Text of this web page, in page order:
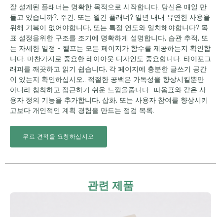
잘 설계된 플래너는 명확한 목적으로 시작합니다. 당신은 매일 만
들고 있습니까?, 주간, 또는 월간 플래너? 일년 내내 유연한 사용을
위해 기복이 없어야합니다, 또는 특정 연도와 일치해야합니다? 목
표 설정을위한 구조를 조기에 명확하게 설명합니다, 습관 추적, 또
는 자세한 일정 - 헬프는 모든 페이지가 함수를 제공하는지 확인합
니다. 마찬가지로 중요한 레이아웃 디자인도 중요합니다. 타이포그
래피를 깨끗하고 읽기 쉽습니다, 각 페이지에 충분한 글쓰기 공간
이 있는지 확인하십시오.. 적절한 공백은 가독성을 향상시킬뿐만
아니라 침착하고 접근하기 쉬운 느낌을줍니다.. 따옴표와 같은 사
용자 정의 기능을 추가합니다, 삽화, 또는 사용자 참여를 향상시키
고보다 개인적인 계획 경험을 만드는 점검 목록.
무료 견적을 요청하십시오
관련 제품